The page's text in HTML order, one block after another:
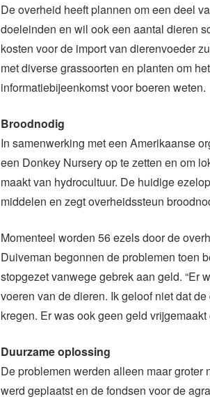
De overheid heeft plannen om een deel
doeleinden en wil ook een aantal dieren
kosten voor de import van dierenvoeder
met diverse grassoorten en planten om
informatiebijeenkomst voor boeren weten.
Broodnodig
In samenwerking met een Amerikaanse
een Donkey Nursery op te zetten en om
maakt van hydrocultuur. De huidige
middelen en zegt overheidssteun
Momenteel worden 56 ezels door de
Duiveman begonnen de problemen toen
stopgezet vanwege gebrek aan geld. “Er
voeren van de dieren. Ik geloof niet dat
kregen. Er was ook geen geld
Duurzame oplossing
De problemen werden alleen maar
werd geplaatst en de fondsen voor de